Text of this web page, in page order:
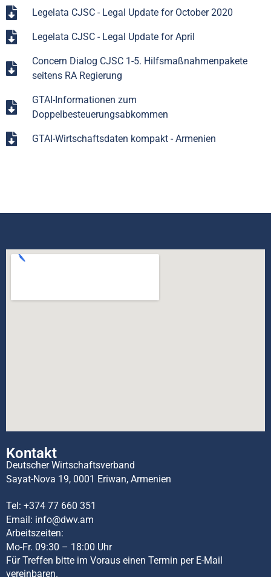
Legelata CJSC - Legal Update for October 2020
Legelata CJSC - Legal Update for April
Concern Dialog CJSC 1-5. Hilfsmaßnahmenpakete
seitens RA Regierung
GTAI-Informationen zum
Doppelbesteuerungsabkommen
GTAI-Wirtschaftsdaten kompakt - Armenien
Kontakt
Deutscher Wirtschaftsverband
Sayat-Nova 19, 0001 Eriwan, Armenien
Tel: +374 77 660 351
Email: info@dwv.am
Arbeitszeiten:
Mo-Fr. 09:30 – 18:00 Uhr
Für Treffen bitte im Voraus einen Termin per E-Mail
vereinbaren.